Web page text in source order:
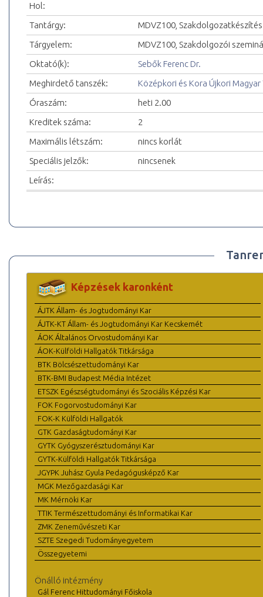
Hol:
Tantárgy:
MDVZ100, Szakdolgozatkészítés
Tárgyelem:
MDVZ100, Szakdolgozói
Oktató(k):
Sebők Ferenc Dr.
Meghirdető tanszék:
Középkori és Kora Újkori
Óraszám:
heti 2.00
Kreditek száma:
2
Maximális létszám:
nincs korlát
Speciális jelzők:
nincsenek
Leírás:
Képzések karonként
ÁJTK Állam- és Jogtudományi Kar
ÁJTK-KT Állam- és Jogtudományi Kar Kecskemét
ÁOK Általános Orvostudományi Kar
ÁOK-Külföldi Hallgatók Titkársága
BTK Bölcsészettudományi Kar
BTK-BMI Budapest Média Intézet
ETSZK Egészségtudományi és Szociális Képzési Kar
FOK Fogorvostudományi Kar
FOK-K Külföldi Hallgatók
GTK Gazdaságtudományi Kar
GYTK Gyógyszerésztudományi Kar
GYTK-Külföldi Hallgatók Titkársága
JGYPK Juhász Gyula Pedagógusképző Kar
MGK Mezőgazdasági Kar
MK Mérnöki Kar
TTIK Természettudományi és Informatikai Kar
ZMK Zeneművészeti Kar
SZTE Szegedi Tudományegyetem
Összegyetemi
Önálló intézmény
Gál Ferenc Hittudományi Főiskola